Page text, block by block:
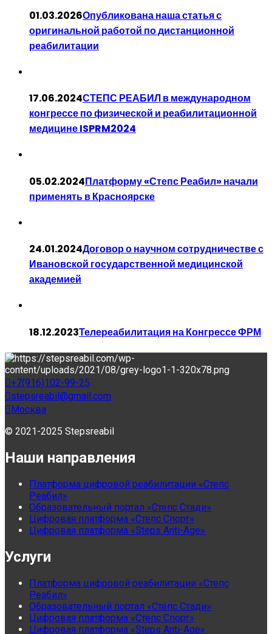
01.03.2026Опубликована наша статья с
оригинальной работой по дистанционной
реабилитации
17.06.2024СТЕПС РЕАБИЛ в международном
конгрессе по физической и реабилитационной
медицине ISPRM2024
05.02.2024Платформу «Степс Реабил» начали
применять в Красноярске
24.01.2024Договор о научном сотрудничестве с
Ивановской государственной медицинской
академией
18.12.2023Телереабилитация на Конгрессе ФРМ
+7(916)102-99-25
stepsreabil@gmail.com
Москва
© 2021-2025 Stepsreabil
Наши направления
Платформа цифровой реабилитации «Степс
Реабил»
Образовательный портал «Степс Стади»
Цифровая платформа «Степс Спорт»
Цифровая платформа «Steps Anti-Age»
Услуги
Платформа цифровой реабилитации «Степс
Реабил»
Образовательный портал «Степс Стади»
Цифровая платформа «Степс Спорт»
Цифровая платформа «Steps Anti-Age»